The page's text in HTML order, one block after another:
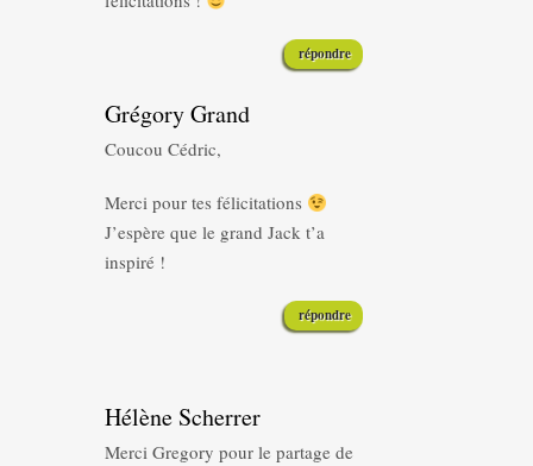
répondre
Grégory Grand
Coucou Cédric,
Merci pour tes félicitations
J’espère que le grand Jack t’a
inspiré !
répondre
Hélène Scherrer
Merci Gregory pour le partage de